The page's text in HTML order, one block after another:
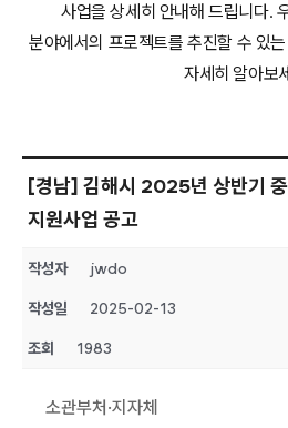
사업을 상세히 안내해 드립니다.
분야에서의 프로젝트를 추진할 수 있
자세히 알아보
[경남] 김해시 2025년 상반기
지원사업 공고
작성자 jwdo
작성일 2025-02-13
조회 1983
소관부처·지자체